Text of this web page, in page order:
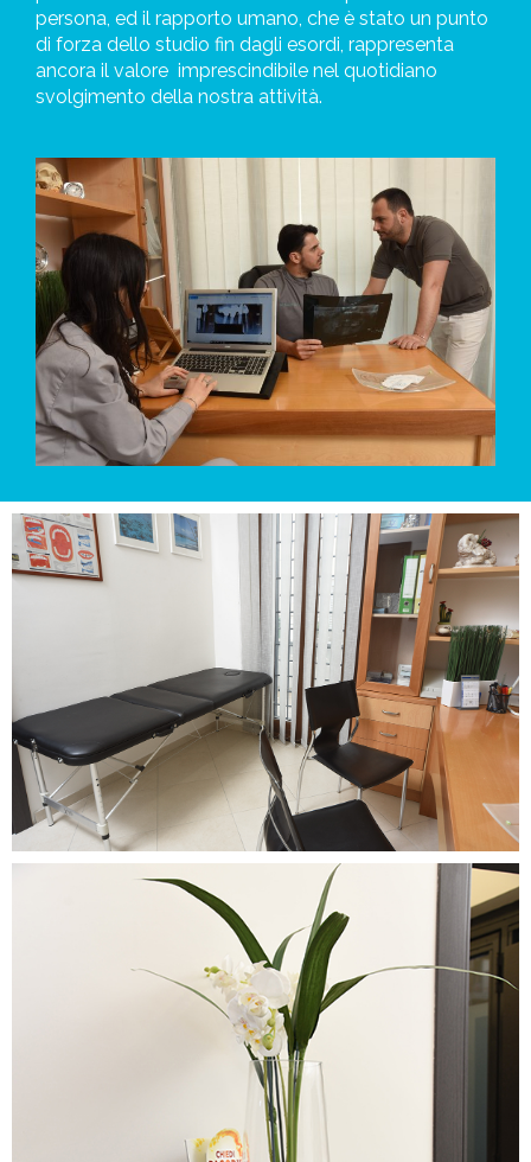
persona, ed il rapporto umano, che è stato un punto
di forza dello studio fin dagli esordi, rappresenta
ancora il valore imprescindibile nel quotidiano
svolgimento della nostra attività.